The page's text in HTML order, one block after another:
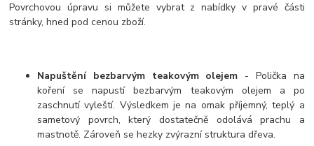
Povrchovou úpravu si můžete vybrat z nabídky v pravé části
stránky, hned pod cenou zboží.
Napuštění bezbarvým teakovým olejem - Polička na
koření se napustí bezbarvým teakovým olejem a po
zaschnutí vyleští. Výsledkem je na omak příjemný, teplý a
sametový povrch, který dostatečně odolává prachu a
mastnotě. Zároveň se hezky zvýrazní struktura dřeva.